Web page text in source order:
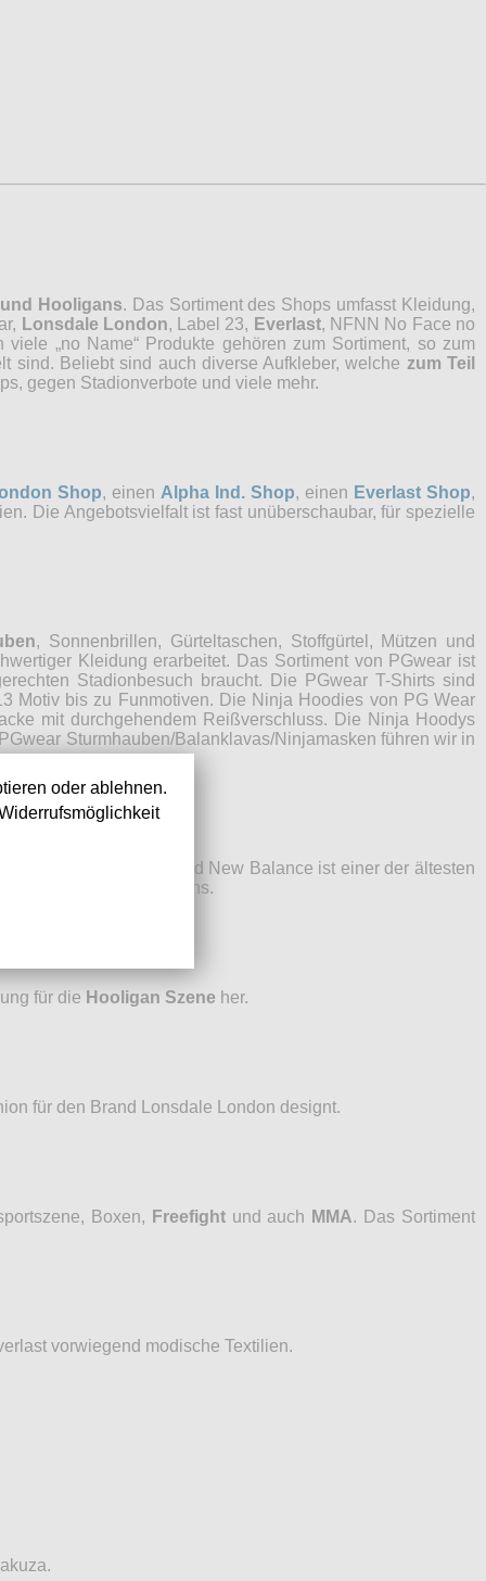
Hooligans. Das Sortiment des Shops umfasst Kleidung,
Lonsdale London, Label 23, Everlast, NFNN No Face no
„no Name“ Produkte gehören zum Sortiment, so zum
sind. Beliebt sind auch diverse Aufkleber, welche zum Teil
gegen Stadionverbote und viele mehr.
Shop, einen Alpha Ind. Shop, einen Everlast Shop,
Die Angebotsvielfalt ist fast unüberschaubar, für spezielle
, Sonnenbrillen, Gürteltaschen, Stoffgürtel, Mützen und
Kleidung erarbeitet. Das Sortiment von PGwear ist
Stadionbesuch braucht. Die PGwear T-Shirts sind
Motiv bis zu Funmotiven. Die Ninja Hoodies von PG Wear
mit durchgehendem Reißverschluss. Die Ninja Hoodys
Sturmhauben/Balanklavas/Ninjamasken führen wir in
amerlkanische Brand New Balance ist einer der ältesten
und auch Hooligans.
für die Hooligan Szene her.
für den Brand Lonsdale London designt.
Boxen, Freefightund auch MMA. Das Sortiment
vorwiegend modische Textilien.
oder ablehnen.